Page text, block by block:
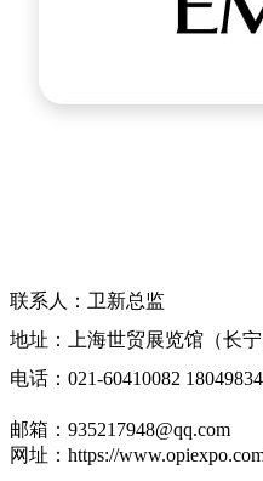
联系人：卫新总监
地址：上海世贸展览馆（长宁
电话：021-60410082
邮箱：935217948@qq.com
网址：https://